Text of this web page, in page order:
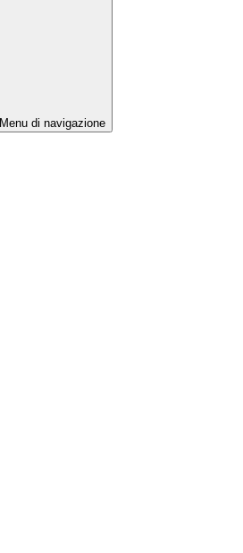
Menu di navigazione